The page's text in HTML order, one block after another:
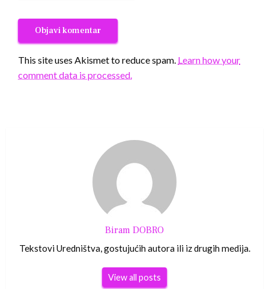
This site uses Akismet to reduce spam. Learn how your
comment data is processed.
Biram DOBRO
Tekstovi Uredništva, gostujućih autora ili iz drugih medija.
View all posts